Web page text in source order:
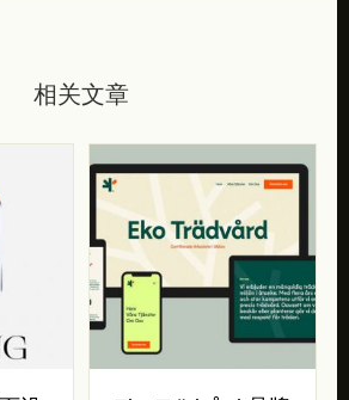
相关文章